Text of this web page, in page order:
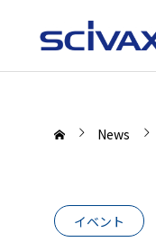
News
イベント